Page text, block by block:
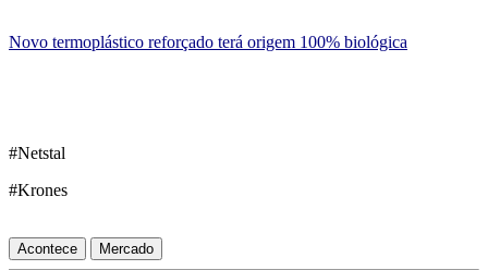
Novo termoplástico reforçado terá origem 100% biológica
#Netstal
#Krones
Acontece Mercado